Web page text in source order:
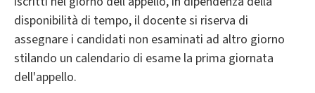
disponibilità di tempo, il docente si riserva di
assegnare i candidati non esaminati ad altro giorno
stilando un calendario di esame la prima giornata
dell'appello.